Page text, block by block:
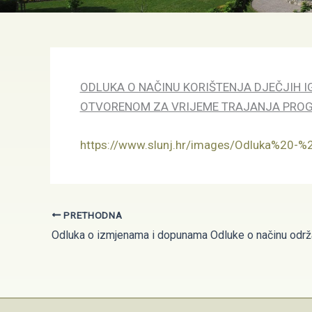
ODLUKA O NAČINU KORIŠTENJA DJEČJIH
OTVORENOM ZA VRIJEME TRAJANJA
https://www.slunj.hr/images/Odluka%20-
PRETHODNA